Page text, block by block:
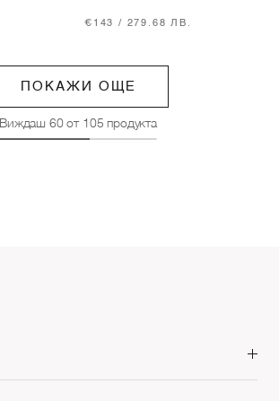
€143 / 279.68 ЛВ.
ПОКАЖИ ОЩЕ
Виждаш 60от 105 продукта